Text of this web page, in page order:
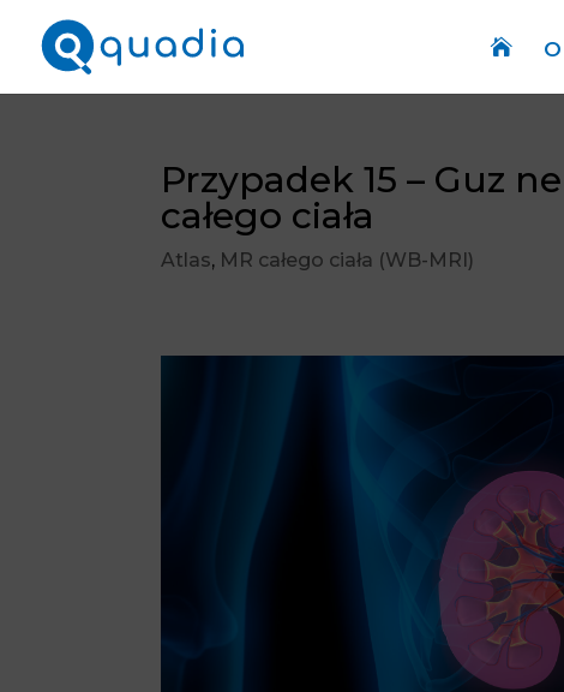

Przypadek 15 – Guz
całego ciała
Atlas, MR całego ciała (WB-MRI)